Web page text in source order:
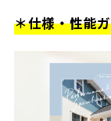
＊仕様・性能